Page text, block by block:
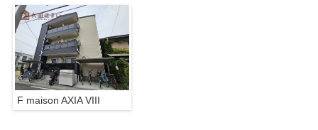
F maison AXIA VIII